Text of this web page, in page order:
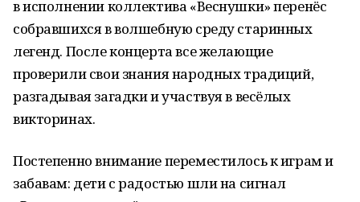
в исполнении коллектива «Веснушки» перенёс
собравшихся в волшебную среду старинных
легенд. После концерта все желающие
проверили свои знания народных традиций,
разгадывая загадки и участвуя в весёлых
викторинах.
Постепенно внимание переместилось к играм и
забавам: дети с радостью шли на сигнал